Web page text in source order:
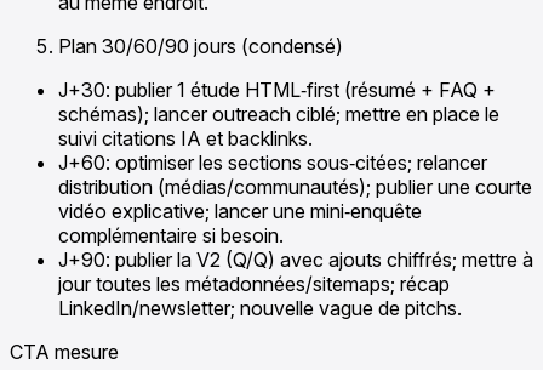
Plan 30/60/90 jours (condensé)
J+30: publier 1 étude HTML‑first (résumé + FAQ +
schémas); lancer outreach ciblé; mettre en place le
suivi citations IA et backlinks.
J+60: optimiser les sections sous‑citées; relancer
distribution (médias/communautés); publier une courte
vidéo explicative; lancer une mini‑enquête
complémentaire si besoin.
J+90: publier la V2 (Q/Q) avec ajouts chiffrés; mettre à
jour toutes les métadonnées/sitemaps; récap
LinkedIn/newsletter; nouvelle vague de pitchs.
CTA mesure